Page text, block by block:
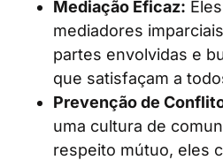
Mediação Eficaz:
mediadores
partes envolvidas e
que satisfaçam a
Prevenção de
uma cultura de
respeito mútuo, eles